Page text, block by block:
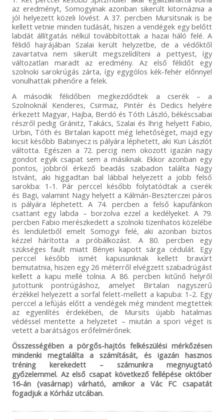
az eredményt, Somogyinak azonban sikerült kitornáznia a
jól helyezett közeli lövést. A 37. percben Mursitsnak is be
kellett vetnie minden tudását, hiszen a vendégek egy belőtt
labdát állítgatás nélkül továbbítottak a hazai háló felé. A
félidő hajrájában Szalai került helyzetbe, de a védőktől
zavartatva nem sikerült megszelídíteni a pettyest, így
változatlan maradt az eredmény. Az első félidőt egy
szolnoki sarokrúgás zárta, így egygólos kék-fehér előnnyel
vonulhattak pihenőre a felek.
A második félidőben megkezdődtek a cserék – a
Szolnoknál Kenderes, Csirmaz, Pintér és Dedics helyére
érkezett Magyar, Hajba, Berdó és Tóth László, békéscsabai
részről pedig Gránitz, Takács, Szalai és Ihrig helyett Fabio,
Urbin, Tóth és Birtalan kapott még lehetőséget, majd egy
kicsit később Babinyecz is pályára léphetett, aki Kun Lászlót
váltotta. Egészen a 72. percig nem okozott igazán nagy
gondot egyik csapat sem a másiknak. Ekkor azonban egy
pontos, jobbról érkező beadás szabadon találta Nagy
Istvánt, aki higgadtan bal lábbal helyezett a jobb felső
sarokba: 1-1. Pár perccel később folytatódtak a cserék
és Bagi, valamint Nagy helyett a Kálmán-Beszterczei páros
is pályára léphetett. A 74. percben a felső kapufánkon
csattant egy labda – borzolva ezzel a kedélyeket. A 79.
percben Fabio merészkedett a szolnoki tizenhatos közelébe
és lendületből emelt Somogyi felé, aki azonban biztos
kézzel hárította a próbálkozást. A 80. percben egy
szükséges fault miatt Bényei kapott sárga cédulát. Egy
perccel később ismét kapusunknak kellett bravúrt
bemutatnia, hiszen egy 26 méterről elvégzett szabadrúgást
kellett a kapu mellé tolnia. A 86. percben kitűnő helyről
jutottunk pontrúgáshoz, amelyet Birtalan nagyszerű
érzékkel helyezett a sorfal felett-mellett a kapuba: 1-2. Egy
perccel a lefújás előtt a vendégek még mindent megtettek
az egyenlítés érdekében, de Mursits újabb hatalmas
védéssel mentette a helyzetet – miután a spori véget is
vetett a barátságos erőfelmérőnek.
Összességében a pörgős-hajtós felkészülési mérkőzésen
mindenki megtalálta a számítását, és igazán hasznos
tréning kerekedett – számunkra megnyugtató
győzelemmel. Az első csapat következő fellépése október
16-án (vasárnap) várható, amikor a Vác FC csapatát
fogadjuk a Kórház utcában.